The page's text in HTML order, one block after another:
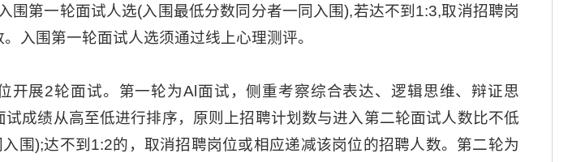
围第一轮面试人选(入围最低分数同分者一同入围),若达不到1:3,取消招聘岗
入围第一轮面试人选须通过线上心理测评。
展2轮面试。第一轮为Al面试，侧重考察综合表达、逻辑思维、辩证思
成绩从高至低进行排序，原则上招聘计划数与进入第二轮面试人数比不低
围);达不到1:2的，取消招聘岗位或相应递减该岗位的招聘人数。第二轮为